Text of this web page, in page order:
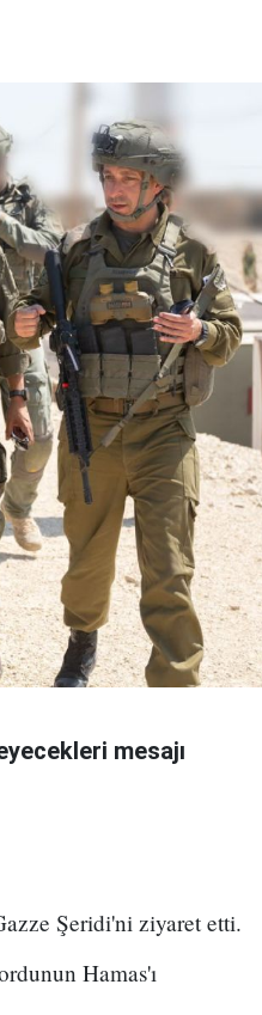
mesajı
Şeridi'ni ziyaret etti.
Hamas'ı